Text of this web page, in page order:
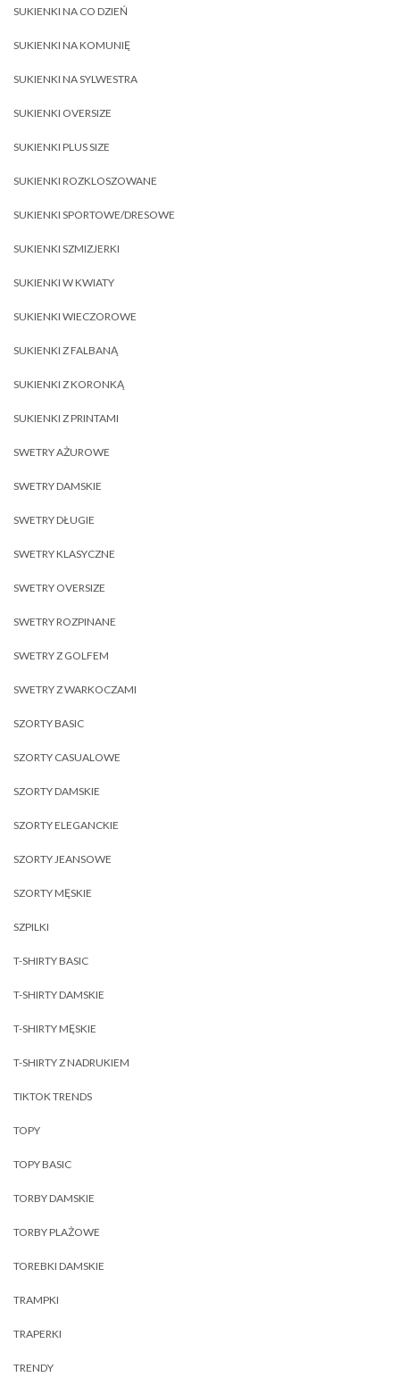
SUKIENKI NA CO DZIEŃ
SUKIENKI NA KOMUNIĘ
SUKIENKI NA SYLWESTRA
SUKIENKI OVERSIZE
SUKIENKI PLUS SIZE
SUKIENKI ROZKLOSZOWANE
SUKIENKI SPORTOWE/DRESOWE
SUKIENKI SZMIZJERKI
SUKIENKI W KWIATY
SUKIENKI WIECZOROWE
SUKIENKI Z FALBANĄ
SUKIENKI Z KORONKĄ
SUKIENKI Z PRINTAMI
SWETRY AŻUROWE
SWETRY DAMSKIE
SWETRY DŁUGIE
SWETRY KLASYCZNE
SWETRY OVERSIZE
SWETRY ROZPINANE
SWETRY Z GOLFEM
SWETRY Z WARKOCZAMI
SZORTY BASIC
SZORTY CASUALOWE
SZORTY DAMSKIE
SZORTY ELEGANCKIE
SZORTY JEANSOWE
SZORTY MĘSKIE
SZPILKI
T-SHIRTY BASIC
T-SHIRTY DAMSKIE
T-SHIRTY MĘSKIE
T-SHIRTY Z NADRUKIEM
TIKTOK TRENDS
TOPY
TOPY BASIC
TORBY DAMSKIE
TORBY PLAŻOWE
TOREBKI DAMSKIE
TRAMPKI
TRAPERKI
TRENDY